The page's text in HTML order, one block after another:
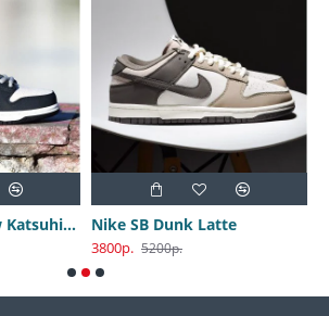
Nike SB Dunk Low Katsuhiro Otomo Nike SB Dunk Latte
3800р. 5200р.